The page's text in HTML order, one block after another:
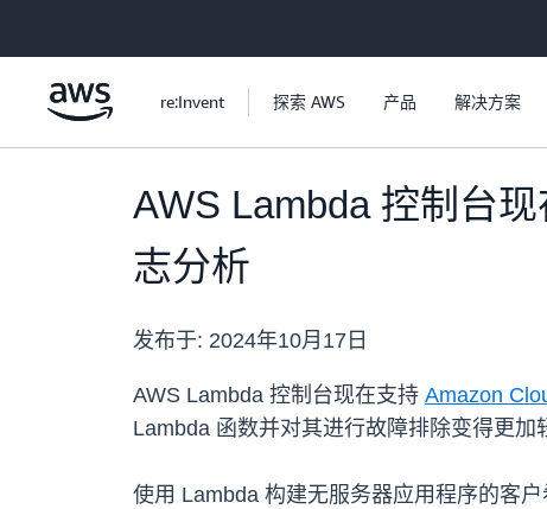
re:Invent 探索 AWS 产品 解决方案
AWS Lambda 控制台
志分析
发布于: 2024年10月17日
AWS Lambda 控制台现在支持 Amazon
Lambda 函数并对其进行故障排除变得更加
使用 Lambda 构建无服务器应用程序的客